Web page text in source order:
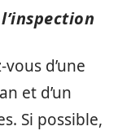
d’une
et d’un
Si possible,